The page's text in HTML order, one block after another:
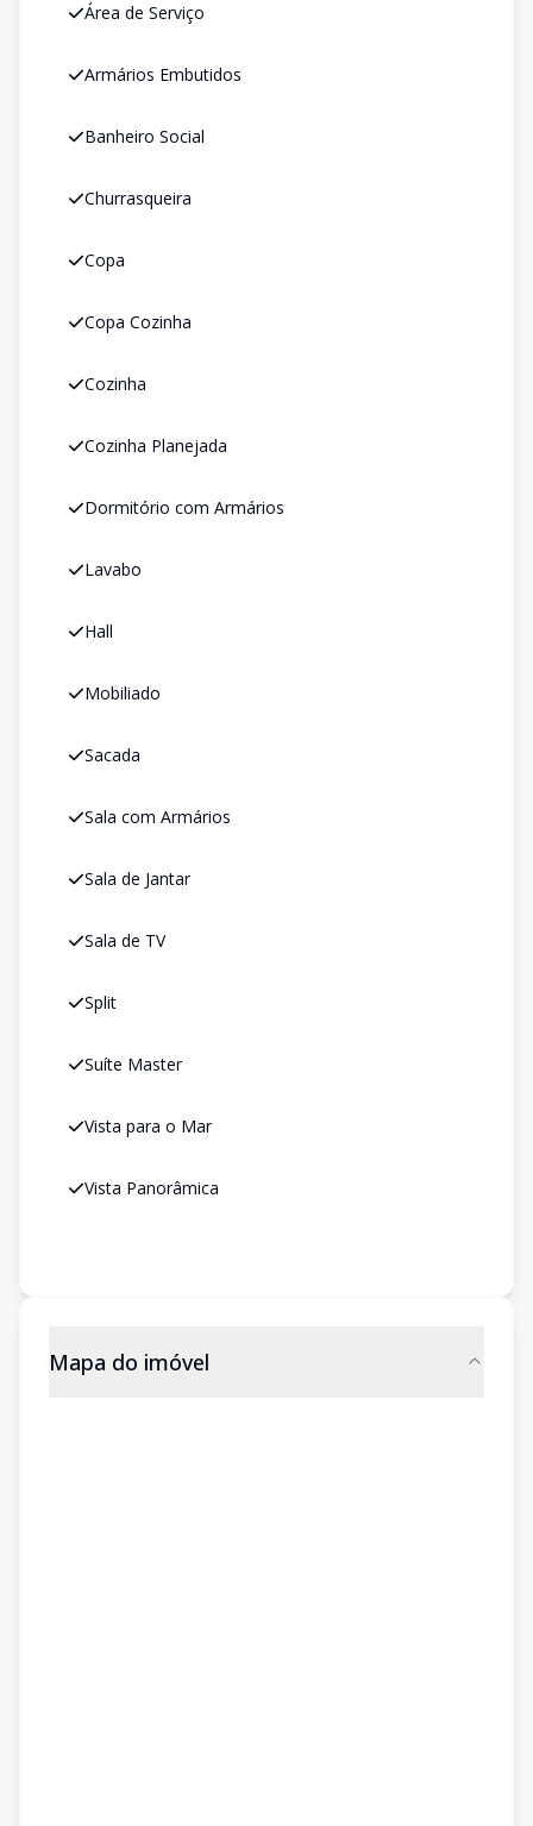
Área de Serviço
Armários Embutidos
Banheiro Social
Churrasqueira
Copa
Copa Cozinha
Cozinha
Cozinha Planejada
Dormitório com Armários
Lavabo
Hall
Mobiliado
Sacada
Sala com Armários
Sala de Jantar
Sala de TV
Split
Suíte Master
Vista para o Mar
Vista Panorâmica
Mapa do imóvel